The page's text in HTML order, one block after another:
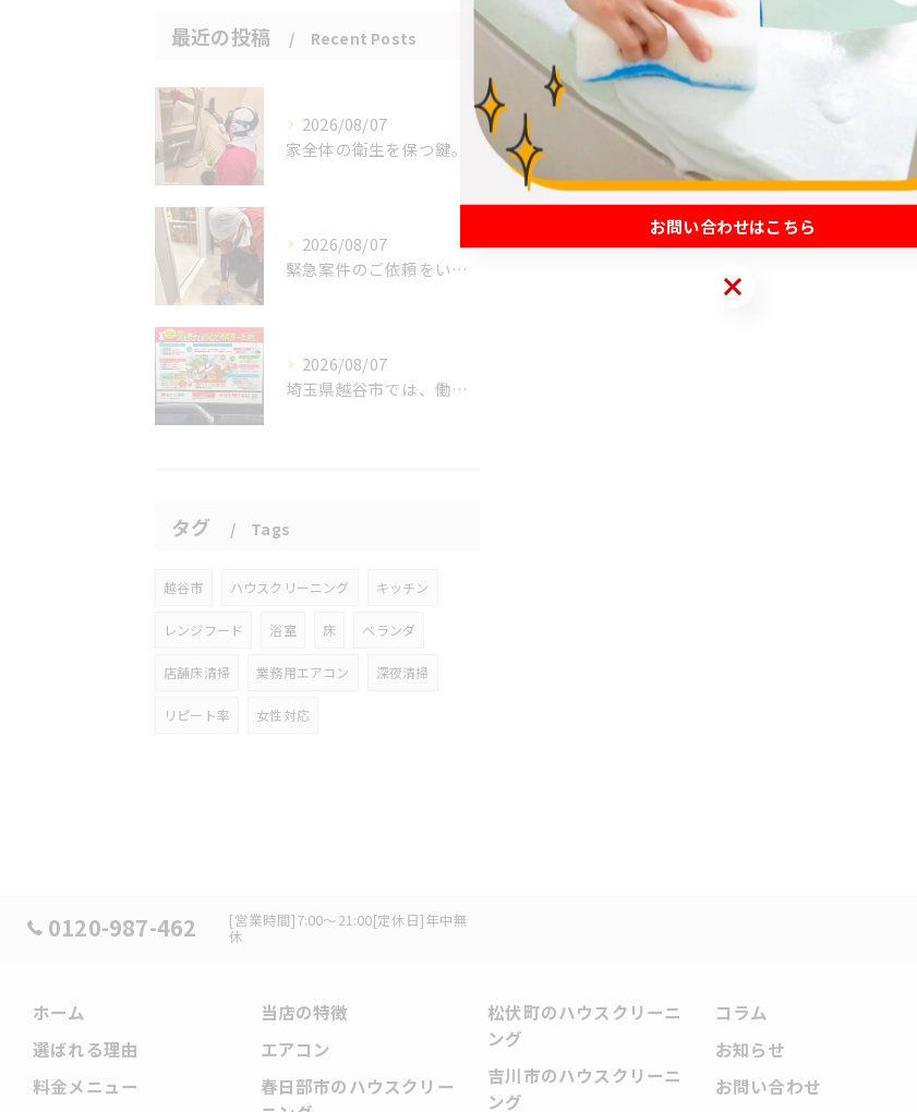
最近の投稿 Recent Posts
2026/08/07
家全体の衛生を保つ鍵。
2026/08/07
緊急案件のご依頼をいただきました。
2026/08/07
埼玉県越谷市では、働きながら子育てをする家庭が増える中、ハウ...
タグ Tags
越谷市 ハウスクリーニング キッチン
レンジフード 浴室 床 ベランダ
店舗床清掃 業務用エアコン 深夜清掃
リピート率 女性対応
0120-987-462 [営業時間]7:00～21:00[定休日]年中無
休
ホーム
選ばれる理由
料金メニュー
当店の特徴
エアコン
春日部市のハウスクリー
松伏町のハウスクリーニ
ング
吉川市のハウスクリーニ
ング
コラム
お知らせ
お問い合わせ
お問い合わせはこちら
お問い合わせはこちら